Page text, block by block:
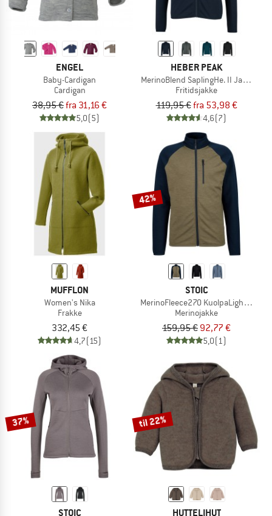
ENGEL
Baby-Cardigan
Cardigan
38,95 €fra 31,16 €
5,0(5)
HEBER PEAK
MerinoBlend SaplingHe. II Jacket
Fritidsjakke
119,95 €fra 53,98 €
4,6(7)
MUFFLON
Women's Nika
Frakke
332,45 €
4,7(15)
42%
STOIC
MerinoFleece270 KuolpaLightSt.
Merinojakke
159,95 € 92,77 €
5,0(1)
37%
STOIC
til 22%
HUTTELIHUT